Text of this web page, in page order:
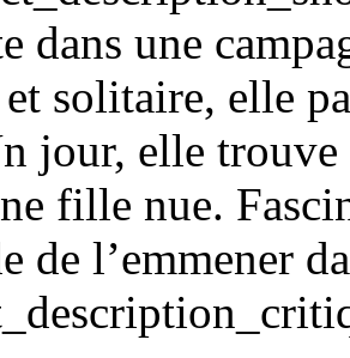
dans une
solitaire, elle
jour, elle
fille nue.
de l’emmener